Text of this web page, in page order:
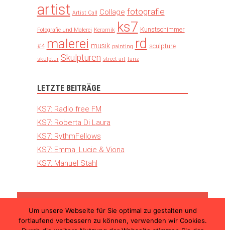
artist Artist Call Collage fotografie
Fotografie und Malerei Keramik ks7 Kunstschimmer
#4 malerei musik painting rd sculpture
skulptur Skulpturen street art tanz
LETZTE BEITRÄGE
KS7: Radio free FM
KS7: Roberta Di Laura
KS7: RythmFellows
KS7: Emma, Lucie & Viona
KS7: Manuel Stahl
© 2026 Kunst Schimmer – Die internationale
Kunstmesse in Ulm |
Teilnahmebedingungen
Um unsere Webseite für Sie optimal zu gestalten und
fortlaufend verbessern zu können, verwenden wir Cookies.